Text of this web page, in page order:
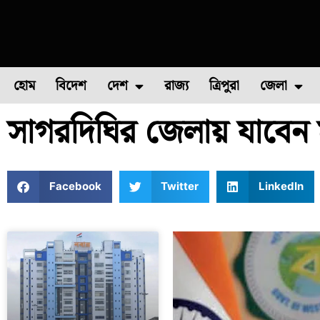
হোম বিদেশ দেশ
ফুল চাষ ফল চাষ মাছ চাষ পোল্ট্রি
রাজ্য ত্রিপুরা জেলা
উত্তর ২৪
সাগরদিঘির জেলায়
Facebook Twitter LinkedIn